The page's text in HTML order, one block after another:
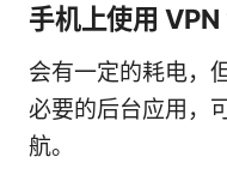
手机上使用 VPN
会有一定的耗电，
必要的后台应用，
航。